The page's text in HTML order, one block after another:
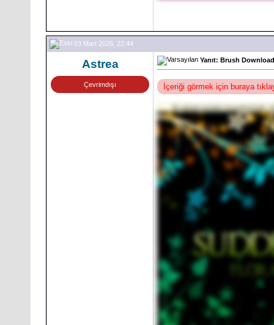
03 Mart 2026, 22:44
Astrea
Çevrimdışı
Yanıt: Brush
İçeriği görmek için buraya
Bu görsel yeniden boyutlandırıldı.